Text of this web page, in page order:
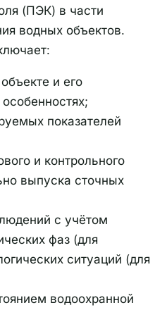
(ПЭК) в части
водных объектов.
и его
показателей
и контрольного
выпуска сточных
с учётом
фаз (для
ситуаций (для
водоохранной